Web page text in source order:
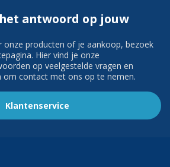
antwoord op jouw
onze producten of je aankoop, bezoek
Hier vind je onze
op veelgestelde vragen en
om contact met ons op te nemen.
Klantenservice